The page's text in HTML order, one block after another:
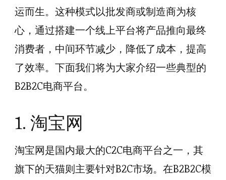
运而生。这种模式以批发商或制造商为核
心，通过搭建一个线上平台将产品推向最终
消费者，中间环节减少，降低了成本，提高
了效率。下面我们将为大家介绍一些典型的
B2B2C电商平台。
1. 淘宝网
淘宝网是国内最大的C2C电商平台之一，其
旗下的天猫则主要针对B2C市场。在B2B2C模